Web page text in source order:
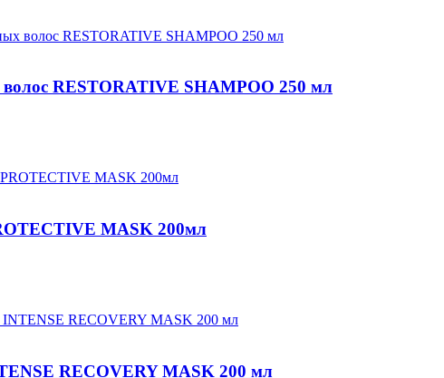
RESTORATIVE SHAMPOO 250 мл
MASK 200мл
RECOVERY MASK 200 мл